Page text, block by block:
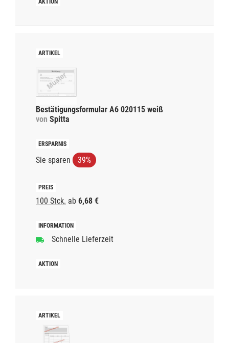
Bestätigungsformular A6 020115 weiß
von Spitta
Sie sparen 39%
100 Stck. ab 6,68 €
Schnelle Lieferzeit